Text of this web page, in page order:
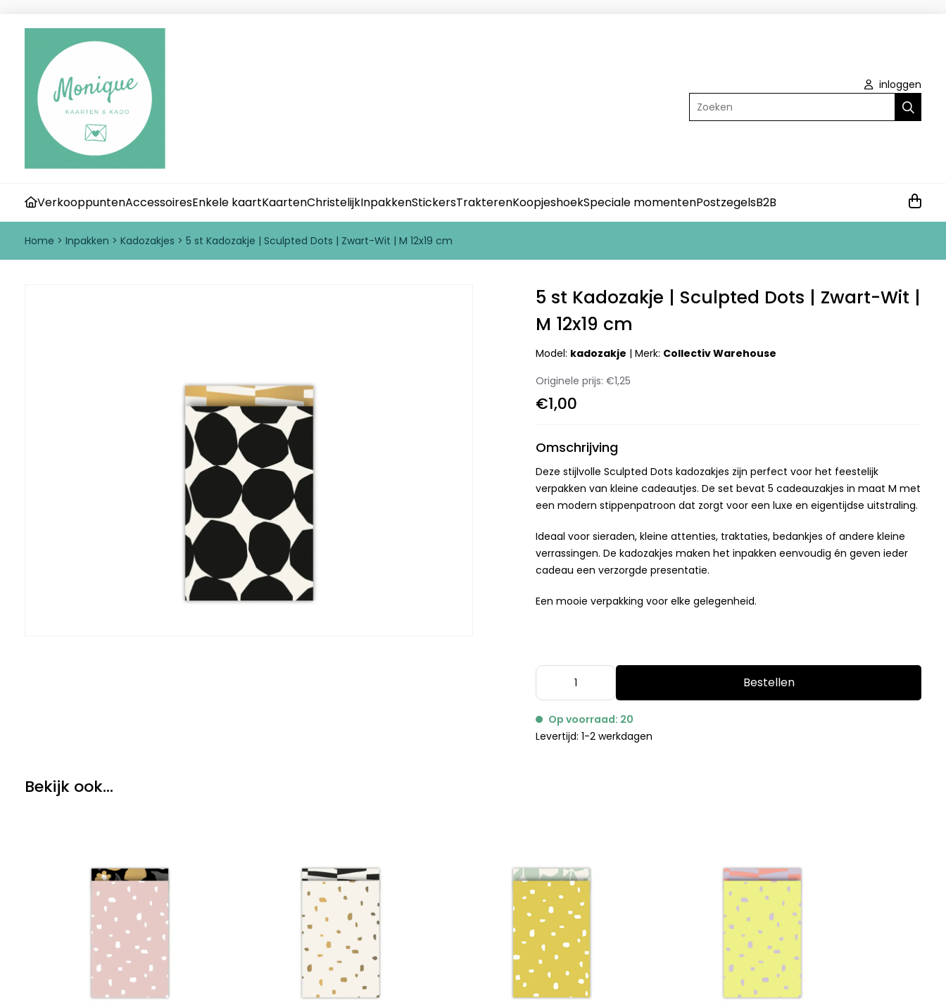
inloggen
Zoeken
VerkooppuntenAccessoiresEnkele kaartKaartenChristelijkInpakkenStickersTrakterenKoopjeshoekSpeciale momentenPostzegelsB2B
Home > Inpakken > Kadozakjes > 5 st Kadozakje | Sculpted Dots | Zwart-Wit | M 12x19 cm
5 st Kadozakje | Sculpted Dots | Zwart-Wit |
M 12x19 cm
Model: kadozakje |Merk: Collectiv Warehouse
Originele prijs:€1,25
€1,00
Omschrijving
Deze stijlvolle Sculpted Dots kadozakjes zijn perfect voor het feestelijk
verpakken van kleine cadeautjes. De set bevat 5 cadeauzakjes in maat M met
een modern stippenpatroon dat zorgt voor een luxe en eigentijdse uitstraling.
Ideaal voor sieraden, kleine attenties, traktaties, bedankjes of andere kleine
verrassingen. De kadozakjes maken het inpakken eenvoudig én geven ieder
cadeau een verzorgde presentatie.
Een mooie verpakking voor elke gelegenheid.
Bestellen
Op voorraad: 20
Levertijd: 1-2 werkdagen
Bekijk ook...